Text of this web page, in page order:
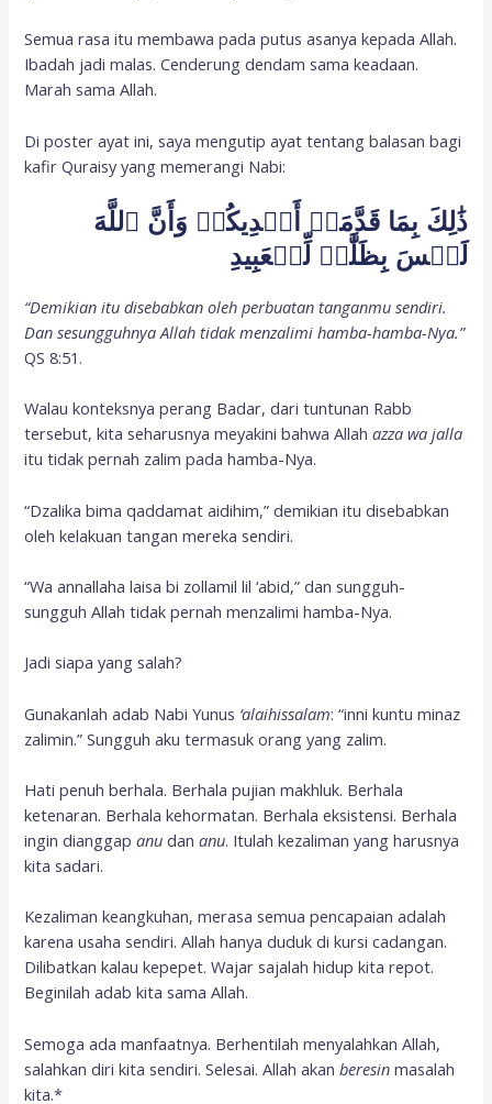
Semua rasa itu membawa pada putus asanya kepada Allah.
Ibadah jadi malas. Cenderung dendam sama keadaan.
Marah sama Allah.
Di poster ayat ini, saya mengutip ayat tentang balasan bagi
kafir Quraisy yang memerangi Nabi:
ذَٰلِكَ بِمَا قَدَّمَتۡ أَيۡدِيكُمۡ وَأَنَّ ٱللَّهَ
لَيۡسَ بِظَلَّٰمٖ لِّلۡعَبِيدِ
“Demikian itu disebabkan oleh perbuatan tanganmu sendiri.
Dan sesungguhnya Allah tidak menzalimi hamba-hamba-Nya.”
QS 8:51.
Walau konteksnya perang Badar, dari tuntunan Rabb
tersebut, kita seharusnya meyakini bahwa Allahazza wa jalla
itu tidak pernah zalim pada hamba-Nya.
“Dzalika bima qaddamat aidihim,” demikian itu disebabkan
oleh kelakuan tangan mereka sendiri.
“Wa annallaha laisa bi zollamil lil ‘abid,” dan sungguh-
sungguh Allah tidak pernah menzalimi hamba-Nya.
Jadi siapa yang salah?
Gunakanlah adab Nabi Yunus ‘alaihissalam: “inni kuntu minaz
zalimin.” Sungguh aku termasuk orang yang zalim.
Hati penuh berhala. Berhala pujian makhluk. Berhala
ketenaran. Berhala kehormatan. Berhala eksistensi. Berhala
ingin dianggap anu dananu. Itulah kezaliman yang harusnya
kita sadari.
Kezaliman keangkuhan, merasa semua pencapaian adalah
karena usaha sendiri. Allah hanya duduk di kursi cadangan.
Dilibatkan kalau kepepet. Wajar sajalah hidup kita repot.
Beginilah adab kita sama Allah.
Semoga ada manfaatnya. Berhentilah menyalahkan Allah,
salahkan diri kita sendiri. Selesai. Allah akanberesin masalah
kita.*